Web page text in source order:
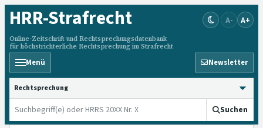
HRR-Strafrecht
Online-Zeitschrift und Rechtsprechungsdatenbank
für höchstrichterliche Rechtsprechung im Strafrecht
A- A+
Menü Newsletter
HRRS durchsuchen
Suchen